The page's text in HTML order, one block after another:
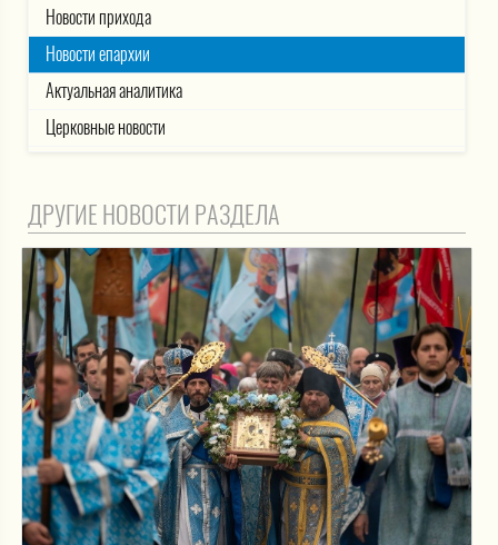
Новости прихода
Новости епархии
Актуальная аналитика
Церковные новости
ДРУГИЕ НОВОСТИ РАЗДЕЛА